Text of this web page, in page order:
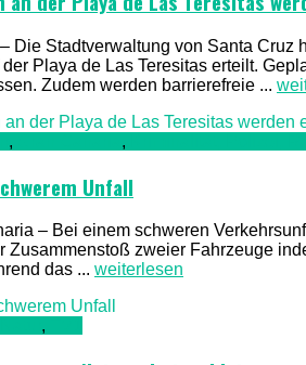
Die Stadtverwaltung von Santa
Playa de Las Teresitas erteilt.
Zudem werden barrierefreie ...
, ,
Unfall
– Bei einem schweren
Zusammenstoß zweier Fahrzeuge
das ... weiterlesen
,